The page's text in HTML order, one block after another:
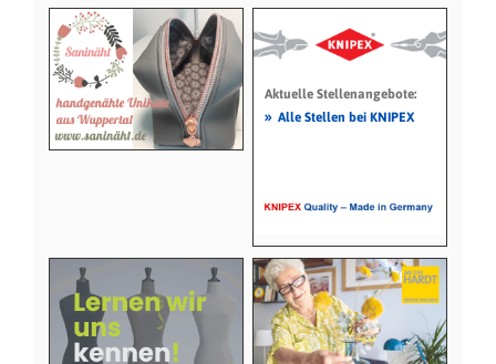
Aktuelle Stellenangebote:
» Alle Stellen bei KNIPEX